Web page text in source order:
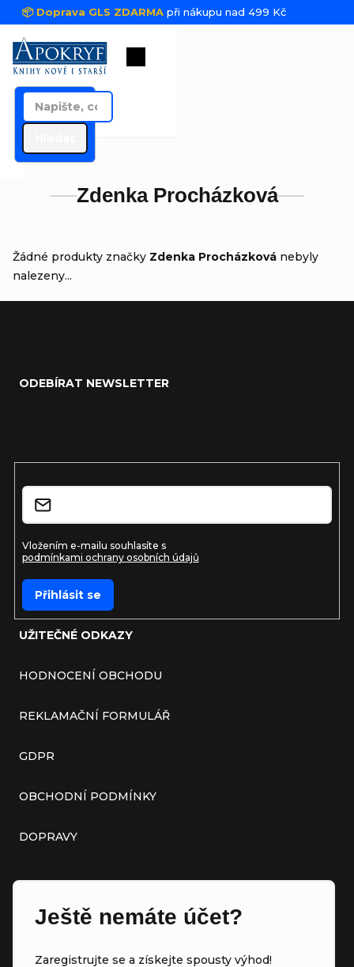
Přejít na obsah
📦 Doprava GLS ZDARMA při nákupu nad 499 Kč
Nákupní košík
Zdenka Procházková
Žádné produkty značky Zdenka Procházková nebyly
nalezeny...
UŽITEČNÉ ODKAZY
HODNOCENÍ OBCHODU
REKLAMAČNÍ FORMULÁŘ
GDPR
OBCHODNÍ PODMÍNKY
DOPRAVY
Ještě nemáte účet?
Zaregistrujte se a získejte spousty výhod!
ODEBÍRAT NEWSLETTER
Vložením e-mailu souhlasíte s
podmínkami ochrany osobních údajů
Přihlásit se